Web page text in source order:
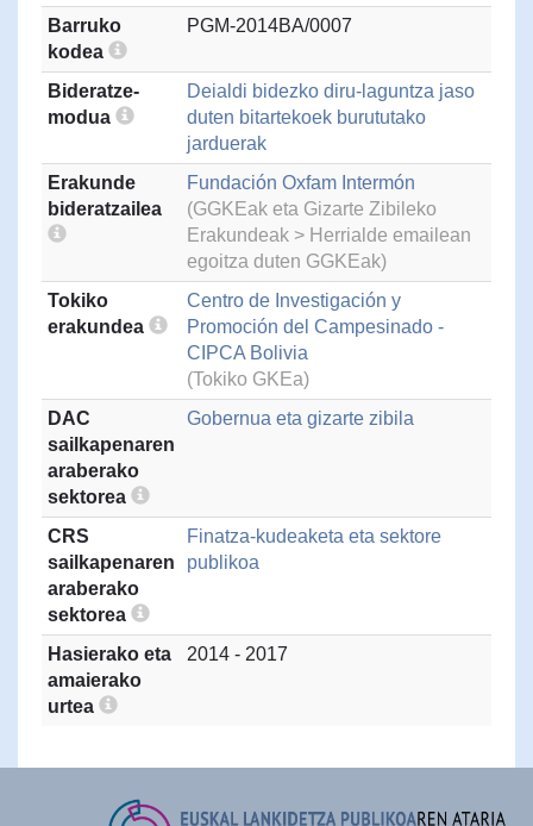
Barruko
kodea
PGM-2014BA/0007
Bideratze-
modua
Deialdi bidezko diru-laguntza jaso
duten bitartekoek burututako
jarduerak
Erakunde
bideratzailea
Fundación Oxfam Intermón
(GGKEak eta Gizarte Zibileko
Erakundeak > Herrialde emailean
egoitza duten GGKEak)
Tokiko
erakundea
Centro de Investigación y
Promoción del Campesinado -
CIPCA Bolivia
(Tokiko GKEa)
DAC
sailkapenaren
araberako
sektorea
Gobernua eta gizarte zibila
CRS
sailkapenaren
araberako
sektorea
Finatza-kudeaketa eta sektore
publikoa
Hasierako eta
amaierako
urtea
2014 - 2017